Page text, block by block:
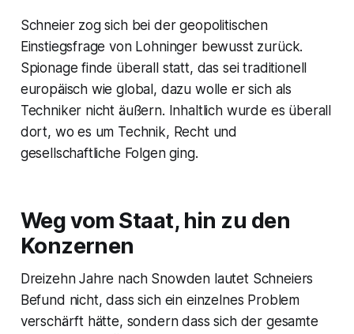
Schneier zog sich bei der geopolitischen
Einstiegsfrage von Lohninger bewusst zurück.
Spionage finde überall statt, das sei traditionell
europäisch wie global, dazu wolle er sich als
Techniker nicht äußern. Inhaltlich wurde es überall
dort, wo es um Technik, Recht und
gesellschaftliche Folgen ging.
Weg vom Staat, hin zu den
Konzernen
Dreizehn Jahre nach Snowden lautet Schneiers
Befund nicht, dass sich ein einzelnes Problem
verschärft hätte, sondern dass sich der gesamte